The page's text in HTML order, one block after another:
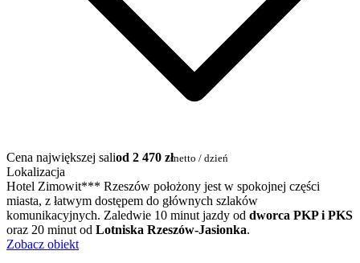
Cena największej saliod 2 470 złnetto / dzień
Lokalizacja
Hotel Zimowit*** Rzeszów położony jest w spokojnej części
miasta, z łatwym dostępem do głównych szlaków
komunikacyjnych. Zaledwie 10 minut jazdy od dworca PKP i PKS
oraz 20 minut od Lotniska Rzeszów-Jasionka.
Zobacz obiekt